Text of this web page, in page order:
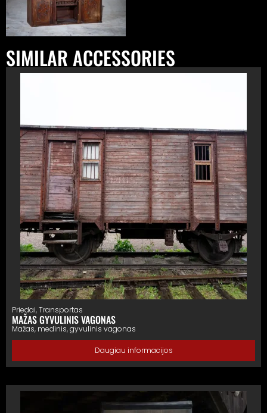
SIMILAR ACCESSORIES
Priedai,Transportas
MAŽAS GYVULINIS VAGONAS
Mažas, medinis, gyvulinis vagonas
Daugiau informacijos